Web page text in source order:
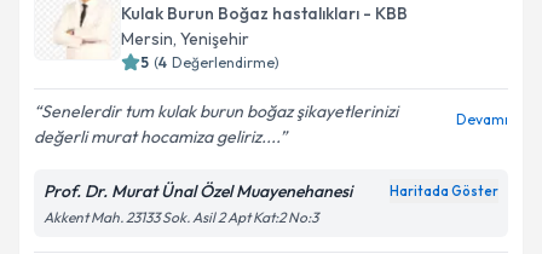
Kulak Burun Boğaz hastalıkları - KBB
Mersin, Yenişehir
5 (4 Değerlendirme)
Senelerdir tum kulak burun boğaz şikayetlerinizi
değerli murat hocamiza geliriz....
Devamı
Prof. Dr. Murat Ünal Özel Muayenehanesi Haritada Göster
Akkent Mah. 23133 Sok. Asil 2 Apt Kat:2 No:3